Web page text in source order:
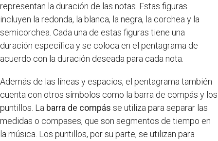
representan la duración de las notas. Estas figuras
incluyen la redonda, la blanca, la negra, la corchea y la
semicorchea. Cada una de estas figuras tiene una
duración específica y se coloca en el pentagrama de
acuerdo con la duración deseada para cada nota.
Además de las líneas y espacios, el pentagrama también
cuenta con otros símbolos como la barra de compás y los
puntillos. La barra de compás se utiliza para separar las
medidas o compases, que son segmentos de tiempo en
la música. Los puntillos, por su parte, se utilizan para